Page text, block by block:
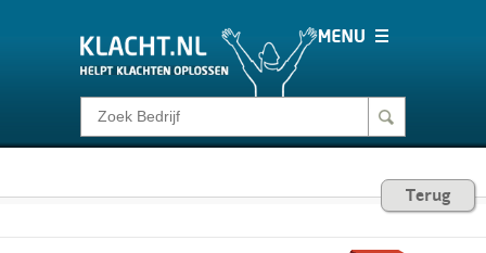
Klacht melden
Consumentenrecht Terug